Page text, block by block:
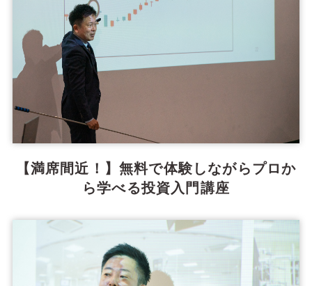
【満席間近！】無料で体験しながらプロか
ら学べる投資入門講座